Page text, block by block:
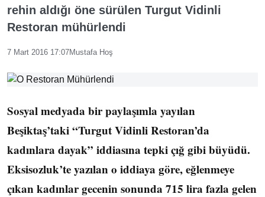
rehin aldığı öne sürülen Turgut Vidinli
Restoran mühürlendi
7 Mart 2016 17:07Mustafa Hoş
Sosyal medyada bir paylaşımla yayılan
Beşiktaş’taki “Turgut Vidinli Restoran’da
kadınlara dayak” iddiasına tepki çığ gibi büyüdü.
Eksisozluk’te yazılan o iddiaya göre, eğlenmeye
çıkan kadınlar gecenin sonunda 715 lira fazla gelen